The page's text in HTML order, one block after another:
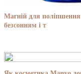
Магній для
безсонням і т